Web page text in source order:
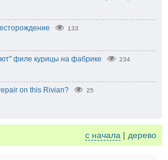
133
филе курицы на фабрике 234
on this Rivian? 25
с начала | дерево